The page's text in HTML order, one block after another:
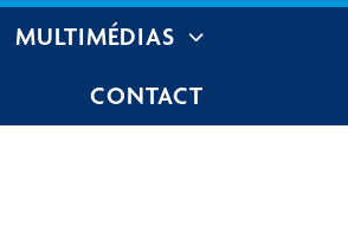
MULTIMÉDIAS
CONTACT